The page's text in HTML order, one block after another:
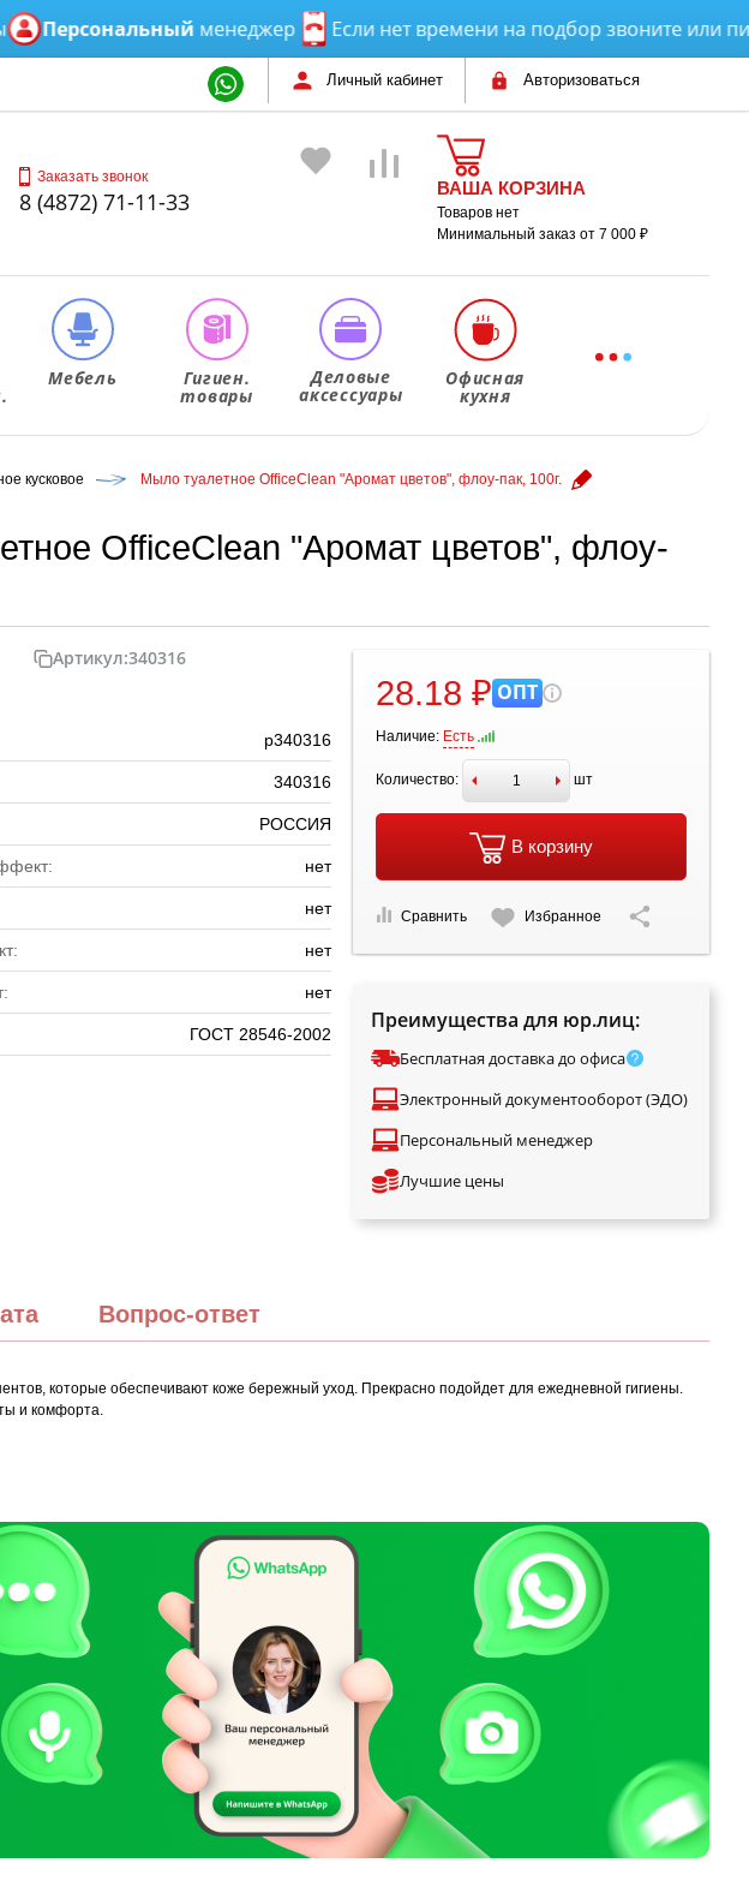
менеджер Если нет времени на подбор звоните или
Личный кабинет Авторизоваться
Заказать звонок
8 (4872) 71-11-33 ВАША КОРЗИНА
Товаров нет
Минимальный заказ от 7 000 ₽
Мебель Гигиен.
товары
Деловые
аксессуары
Офисная
кухня
кусковое Мыло туалетное OfficeClean "Аромат цветов", флоу-пак, 100г.
OfficeClean "Аромат цветов", флоу-
Артикул:340316
р340316
340316
РОССИЯ
нет
нет
нет
нет
ГОСТ 28546-2002
28.18 ₽ ОПТ
Наличие: Есть
Количество: шт
В корзину
Сравнить Избранное
Преимущества для юр.лиц:
Бесплатная доставка до офиса
Электронный документооборот (ЭДО)
Персональный менеджер
Лучшие цены
Вопрос-ответ
которые обеспечивают коже бережный уход. Прекрасно подойдет для ежедневной гигиены.
и комфорта.